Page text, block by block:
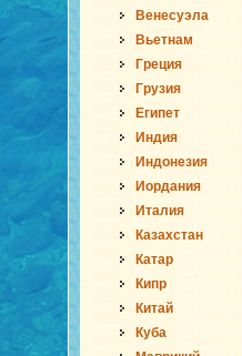
Венесуэла
Вьетнам
Греция
Грузия
Египет
Индия
Индонезия
Иордания
Италия
Казахстан
Катар
Кипр
Китай
Куба